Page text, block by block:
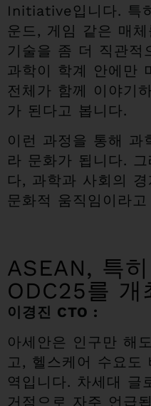
Initiative입니다. 특
운드, 게임 같은 매
기술을 좀 더 직관적
과학이 학계 안에만
전체가 함께 이야기
가 된다고 봅니다.
이런 과정을 통해 과
라 문화가 됩니다.
다, 과학과 사회의
문화적 움직임이라
ASEAN, 특
ODC25를 개
이경진 CTO :
아세안은 인구만 해
고, 헬스케어 수요도
역입니다. 차세대 글
거점으로 자주 언급